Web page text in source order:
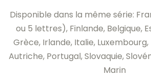
Disponible dans la même série:
ou 5 lettres), Finlande, Belgique,
Grèce, Irlande, Italie,
Autriche, Portugal, Slovaquie,
Marin